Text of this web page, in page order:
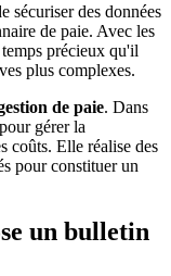
sécuriser des données
de paie. Avec les
précieux qu'il
plus complexes.
de paie. Dans
gérer la
coûts. Elle réalise des
pour constituer un
un bulletin